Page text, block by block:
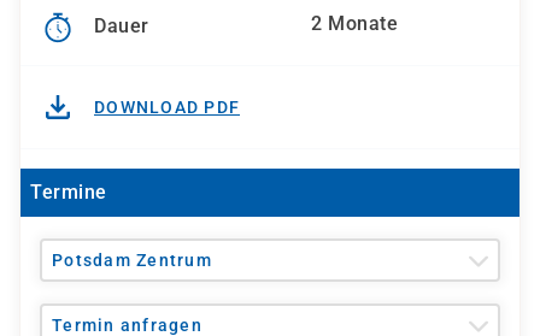
Dauer 2 Monate
DOWNLOAD PDF
Termine
Potsdam Zentrum
Termin anfragen